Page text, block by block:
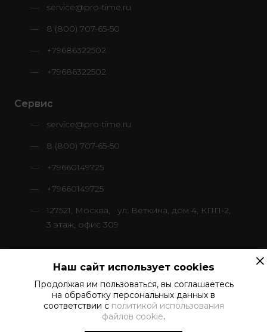
service@pro-time.ru
8 (800) 707-65-50
+79686322502
+79686322502
Сервис
service@pro-time.ru
8 (800) 707-65-50
+79660149725
+79660149725
127521, Москва, ул. Веткина, дом 4, КПП-2,
3 этаж, офис 309
© 2024–2026 ООО «ПроТайм Сервис»
Все права защищены
Политика в отношении обработки персональных данных
×
Наш сайт использует cookies
Продолжая им пользоваться, вы соглашаетесь
на обработку персональных данных в
соответствии с политикой использования
файлов cookie.